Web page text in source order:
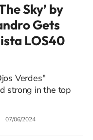
Sky’ by
Gets
LOS40
Verdes"
strong in the top
07/06/2024